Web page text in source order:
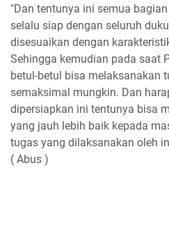
"Dan tentunya ini semua
selalu siap dengan seluruh
disesuaikan dengan
Sehingga kemudian pada saat
betul-betul bisa melaksanakan
semaksimal mungkin. Dan
dipersiapkan ini tentunya bisa
yang jauh lebih baik kepada
tugas yang dilaksanakan oleh
( Abus )